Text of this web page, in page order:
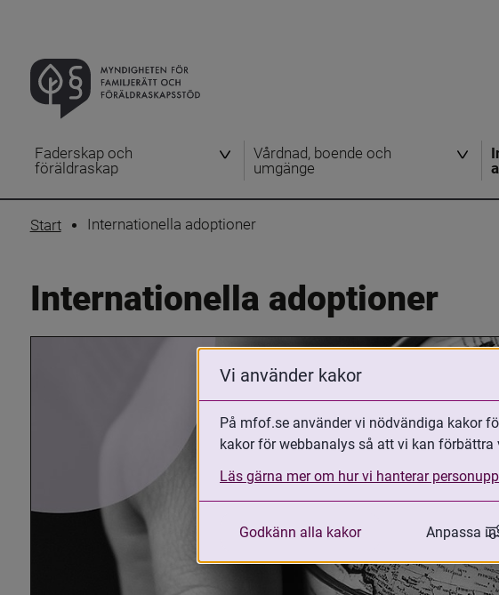
Faderskap och
föräldraskap
Vårdnad, boende och
umgänge
Start Internationella adoptioner
Internationella adoptioner
Vi använder kakor
På mfof.se använder vi nödvändiga kakor
kakor för webbanalys så att vi kan förbättra
Läs gärna mer om hur vi hanterar
Godkänn alla kakor Anpassa